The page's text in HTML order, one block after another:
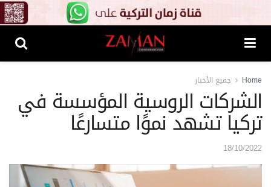
Home جميع الأخبار
الشركات الروسية المؤسسة في
تركيا تشهد نموًا متسارعًا
18/10/2022